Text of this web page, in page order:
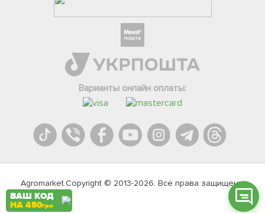
Варианты онлайн оплаты:
Agromarket.Copyright © 2013-2026. Все права защищены
Фейсбук
Вайбер
Інстаграм
Онлайн чат
ВАШ КОД
НА 450грн